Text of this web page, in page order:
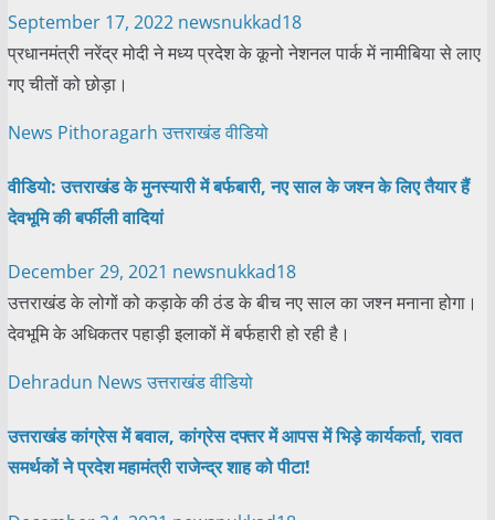
September 17, 2022 newsnukkad18
प्रधानमंत्री नरेंद्र मोदी ने मध्य प्रदेश के कूनो नेशनल पार्क में नामीबिया से लाए
गए चीतों को छोड़ा।
News Pithoragarhउत्तराखंडवीडियो
वीडियो: उत्तराखंड के मुनस्यारी में बर्फबारी, नए साल के जश्न के लिए तैयार हैं
देवभूमि की बर्फीली वादियां
December 29, 2021 newsnukkad18
उत्तराखंड के लोगों को कड़ाके की ठंड के बीच नए साल का जश्न मनाना होगा।
देवभूमि के अधिकतर पहाड़ी इलाकों में बर्फहारी हो रही है।
Dehradun Newsउत्तराखंडवीडियो
उत्तराखंड कांग्रेस में बवाल, कांग्रेस दफ्तर में आपस में भिड़े कार्यकर्ता, रावत
समर्थकों ने प्रदेश महामंत्री राजेन्द्र शाह को पीटा!